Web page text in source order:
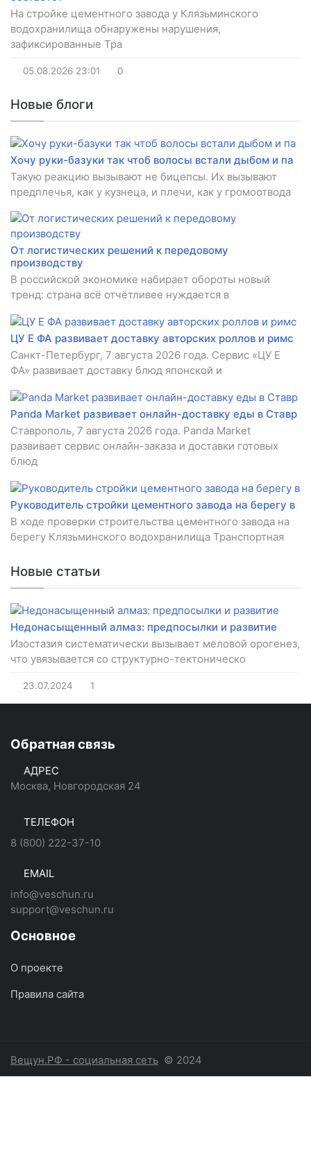
На стройке цементного завода у Клязьминского
водохранилища обнаружены нарушения,
зафиксированные Тра
05.08.2026 23:01 0
Новые блоги
Хочу руки-базуки так чтоб волосы встали дыбом и па
Такую реакцию вызывают не бицепсы. Их вызывают
предплечья, как у кузнеца, и плечи, как у громоотвода
От логистических решений к передовому
производству
В российской экономике набирает обороты новый
тренд: страна всё отчётливее нуждается в
ЦУ Е ФА развивает доставку авторских роллов и римс
Санкт-Петербург, 7 августа 2026 года. Сервис «ЦУ Е
ФА» развивает доставку блюд японской и
Panda Market развивает онлайн-доставку еды в Ставр
Ставрополь, 7 августа 2026 года. Panda Market
развивает сервис онлайн-заказа и доставки готовых
блюд
Руководитель стройки цементного завода на берегу в
В ходе проверки строительства цементного завода на
берегу Клязьминского водохранилища Транспортная
Новые статьи
Недонасыщенный алмаз: предпосылки и развитие
Изостазия систематически вызывает меловой орогенез,
что увязывается со структурно-тектоническо
23.07.2024 1
Обратная связь
АДРЕС
Москва, Новгородская 24
ТЕЛЕФОН
8 (800) 222-37-10
EMAIL
info@veschun.ru
support@veschun.ru
Основное
О проекте
Правила сайта
Вещун.РФ - социальная сеть © 2024